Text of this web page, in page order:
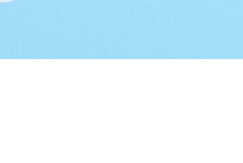
께서 말세에 성육신하
구원받을 유일한 기회
리 사랑하셔도 제가 재